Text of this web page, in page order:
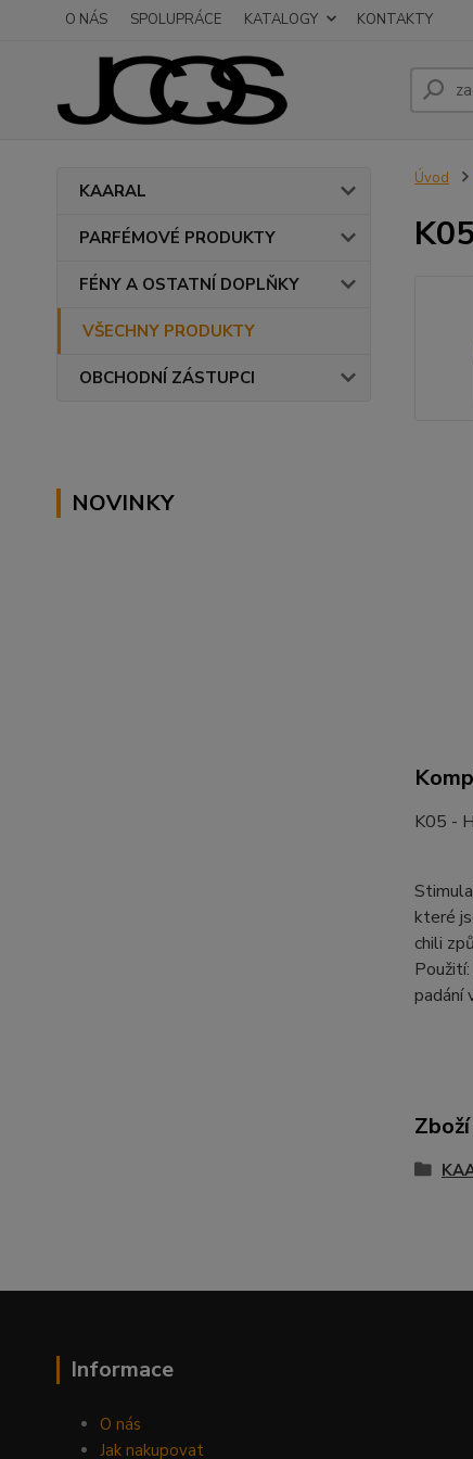
O NÁS SPOLUPRÁCE KATALOGY KONTAKTY
KAARAL
PARFÉMOVÉ PRODUKTY
FÉNY A OSTATNÍ DOPLŇKY
VŠECHNY PRODUKTY
OBCHODNÍ ZÁSTUPCI
NOVINKY
Úvod
K05 -
které
chili
padání
Informace
O nás
Jak nakupovat